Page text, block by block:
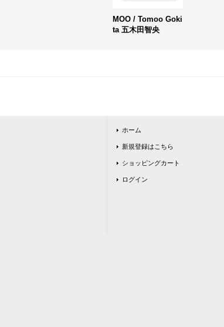
MOO / Tomoo Goki
ta 五木田智央
ホーム
新規登録はこちら
ショッピングカート
ログイン